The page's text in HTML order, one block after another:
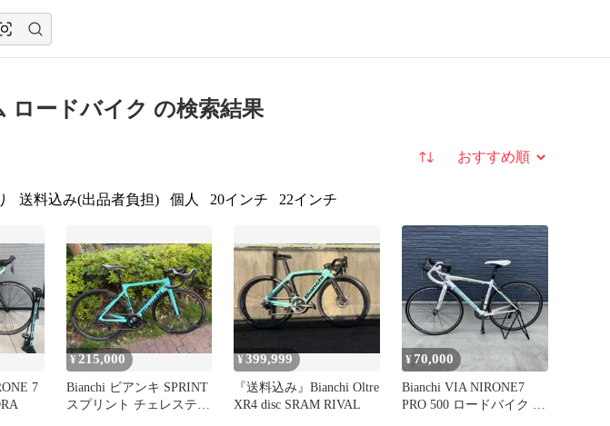
ロードバイク の検索結果
並び替え
送料込み(出品者負担) 個人 20インチ 22インチ
7
¥ 215,000
Bianchi ビアンキ SPRINT
スプリント チェレステ
¥399,999
『送料込み』Bianchi Oltre
XR4 disc SRAM RIVAL
¥ 70,000
Bianchi VIA NIRONE7
PRO 500 ロードバイク ホ